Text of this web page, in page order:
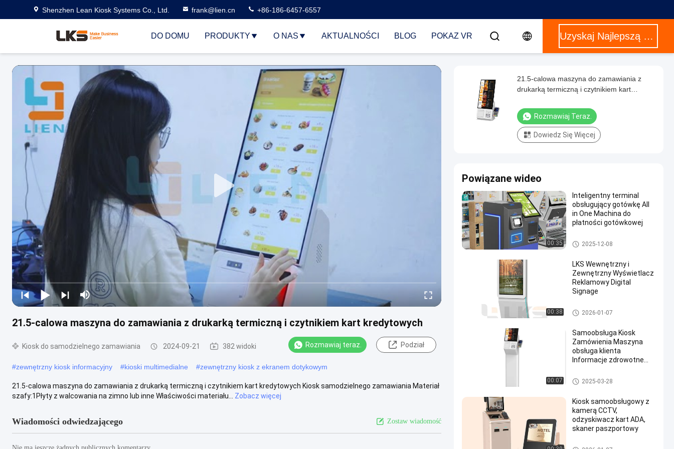
Shenzhen Lean Kiosk Systems Co., Ltd. frank@lien.cn +86-186-6457-6557
DO DOMU PRODUKTY O NAS AKTUALNOŚCI BLOG POKAZ VR Uzyskaj Najlepszą Cenę
21.5-calowa maszyna do zamawiania z drukarką termiczną i czytnikiem kart kredytowych
Kiosk do samodzielnego zamawiania 2024-09-21 382 widoki Rozmawiaj teraz. Podział
#zewnętrzny kiosk informacyjny #kioski multimedialne #zewnętrzny kiosk z ekranem dotykowym
21.5-calowa maszyna do zamawiania z drukarką termiczną i czytnikiem kart kredytowych Kiosk samodzielnego zamawiania Materiał
szafy:1Płyty z walcowania na zimno lub inne Właściwości materiału...
Zobacz więcej
Wiadomości odwiedzającego Zostaw wiadomość
Nie ma jeszcze żadnych publicznych komentarzy
21.5-calowa maszyna do zamawiania z
drukarką termiczną i czytnikiem kart
Rozmawiaj Teraz.
Dowiedz Się Więcej
Powiązane wideo
00:35
Inteligentny terminal
obsługujący gotówkę All
in One Machina do
płatności gotówkowej
Kiosk płatniczy
2025-12-08
00:38
LKS Wewnętrzny i
Zewnętrzny Wyświetlacz
Reklamowy Digital
Signage
Cyfrowe oznakowanie
2026-01-07
00:07
Samoobsługa Kiosk
Zamówienia Maszyna
obsługa klienta
Informacje zdrowotne
Systemu POS
2025-03-28
Kiosk samoobsługowy z
kamerą CCTV,
odzyskiwacz kart ADA,
skaner paszportowy
Kiosk samoobsługowy